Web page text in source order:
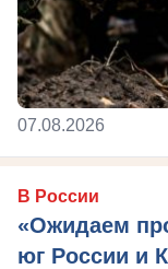
07.08.2026
В России
«Ожидаем
юг России и